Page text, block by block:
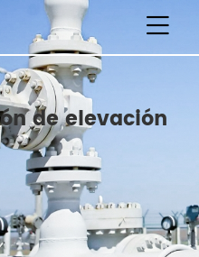
de elevación